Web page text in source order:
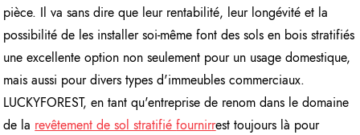
pièce. Il va sans dire que leur rentabilité, leur longévité et la
possibilité de les installer soi-même font des sols en bois stratifiés
une excellente option non seulement pour un usage domestique,
mais aussi pour divers types d'immeubles commerciaux.
LUCKYFOREST, en tant qu'entreprise de renom dans le domaine
de la revêtement de sol stratifiéfournirrest toujours là pour